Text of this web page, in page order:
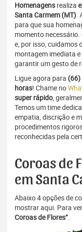
Homenagens realiza
Santa Carmem (MT).
para que sua
momento necessário.
e, por isso, cuidamos
montagem imediata
garantir um gesto de
Ligue agora para
horas! Chame no
super rápido,
Temos um time
empatia, discrição e
procedimentos
reconhecidas pela
Coroas de
em Santa
Abaixo 4 opções de
mostrar aqui. Para
Coroas de Flores”.